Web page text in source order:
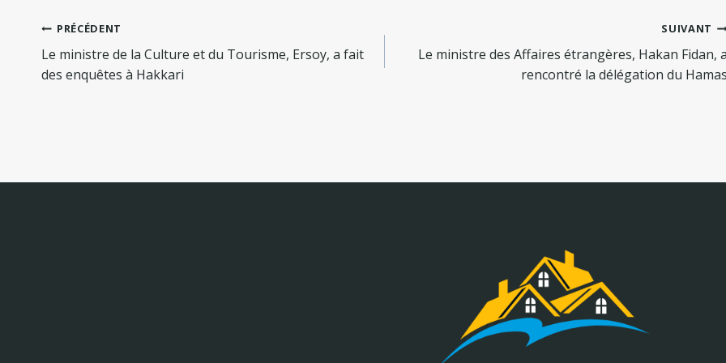
Navigation
de
l’article
PRÉCÉDENT
Le ministre de la Culture et du Tourisme, Ersoy, a fait
des enquêtes à Hakkari
SUIVANT
Le ministre des Affaires étrangères, Hakan Fidan,
rencontré la délégation du